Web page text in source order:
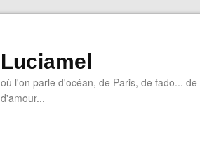
Luciamel
où l'on parle d'océan, de Paris, de fado...
d'amour...